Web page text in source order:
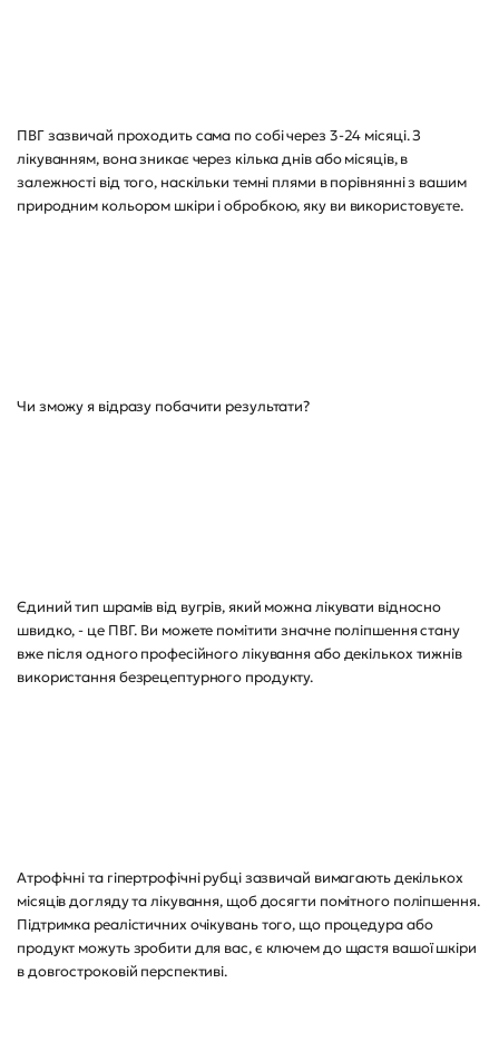
ПВГ зазвичай проходить сама по собі через 3-24 місяці. З
лікуванням, вона зникає через кілька днів або місяців, в
залежності від того, наскільки темні плями в порівнянні з вашим
природним кольором шкіри і обробкою, яку ви використовуєте.
Чи зможу я відразу побачити результати?
Єдиний тип шрамів від вугрів, який можна лікувати відносно
швидко, - це ПВГ. Ви можете помітити значне поліпшення стану
вже після одного професійного лікування або декількох тижнів
використання безрецептурного продукту.
Атрофічні та гіпертрофічні рубці зазвичай вимагають декількох
місяців догляду та лікування, щоб досягти помітного поліпшення.
Підтримка реалістичних очікувань того, що процедура або
продукт можуть зробити для вас, є ключем до щастя вашої шкіри
в довгостроковій перспективі.